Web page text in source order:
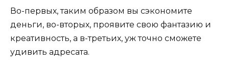
Во-первых, таким образом вы сэкономите
деньги, во-вторых, проявите свою фантазию и
креативность, а в-третьих, уж точно сможете
удивить адресата.